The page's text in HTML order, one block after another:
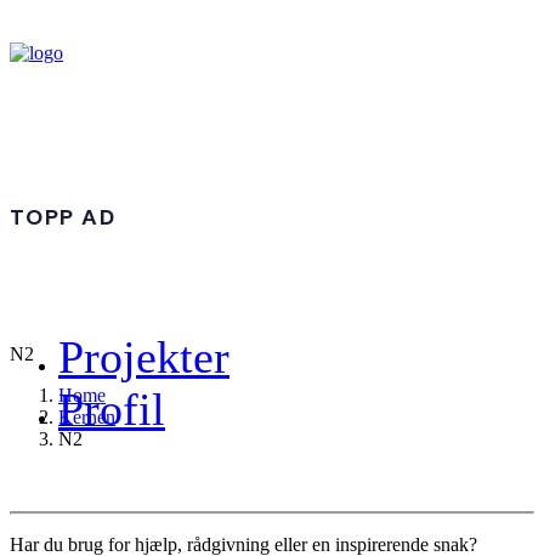
Projekter
Profil
TOPP AD
N2
Home
Kernen
N2
Har du brug for hjælp, rådgivning eller en inspirerende snak?